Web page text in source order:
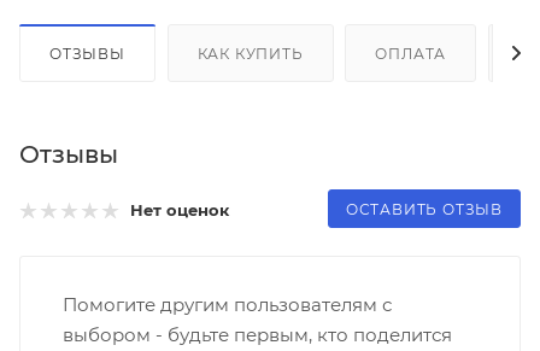
ОТЗЫВЫ КАК КУПИТЬ ОПЛАТА
Отзывы
Нет оценок ОСТАВИТЬ ОТЗЫВ
Помогите другим пользователям с
выбором - будьте первым, кто поделится